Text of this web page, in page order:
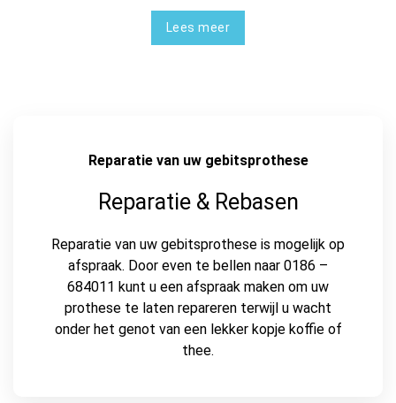
Lees meer
Reparatie van uw gebitsprothese
Reparatie & Rebasen
Reparatie van uw gebitsprothese is mogelijk op
afspraak. Door even te bellen naar 0186 –
684011 kunt u een afspraak maken om uw
prothese te laten repareren terwijl u wacht
onder het genot van een lekker kopje koffie of
thee.